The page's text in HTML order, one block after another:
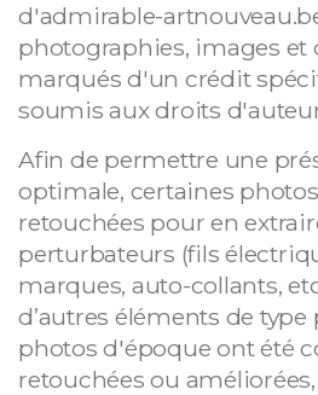
d'admirable-
photographies, images et
marqués d'un crédit
soumis aux droits
Afin de permettre une
optimale, certaines
retouchées pour en
perturbateurs (fils
marques, auto-collants,
d’autres éléments de type
photos d'époque ont été
retouchées ou améliorées,